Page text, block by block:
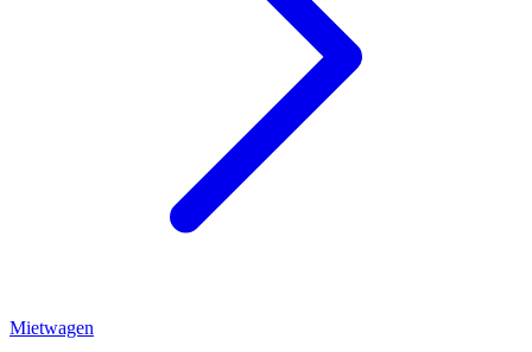
Mietwagen